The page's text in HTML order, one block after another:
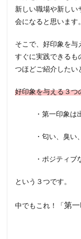
新しい職場や新し
会になると思います。
そこで、好印象を与
すぐに実践できるも
つほどご紹介したい
好印象を与える３つ
・第一印象
・匂い、臭い
・ポジティブ
という３つです。
中でもこれ！「第